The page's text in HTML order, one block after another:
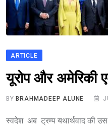
ARTICLE
यूरोप और अमेरिकी
BY BRAHMADEEP ALUNE
स्वदेश अब ट्रम्प यथार्थवाद की